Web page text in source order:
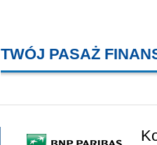
TWÓJ PASAŻ